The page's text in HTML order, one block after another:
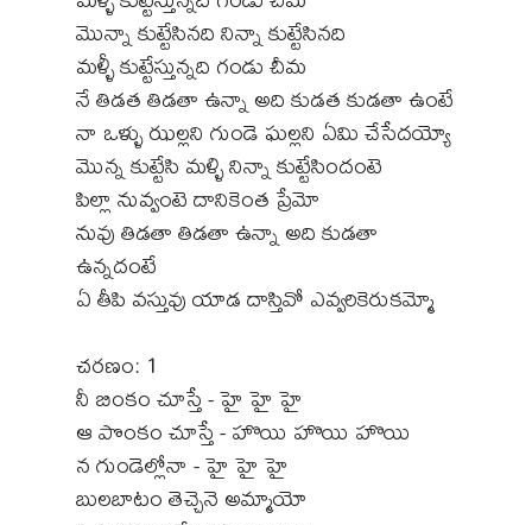
మొన్నా కుట్టేసినది నిన్నా కుట్టేసినది
మళ్ళీ కుట్టేస్తున్నది గండు చీమ
నే తిడత తిడతా ఉన్నా అది కుడత కుడతా ఉంటే
నా ఒళ్ళు ఝల్లని గుండె ఘల్లని ఏమి చేసేదయ్యో
మొన్న కుట్టేసి మళ్ళి నిన్నా కుట్టేసిందంటె
పిల్లా నువ్వంటె దానికెంత ప్రేమో
నువు తిడతా తిడతా ఉన్నా అది కుడతా
ఉన్నదంటే
ఏ తీపి వస్తువు యాడ దాస్తివో ఎవ్వరికెరుకమ్మో
చరణం: 1
నీ బింకం చూస్తే - హై హై హై
ఆ పొంకం చూస్తే - హొయి హొయి హొయి
న గుండెల్లోనా - హై హై హై
బులబాటం తెచ్చెనె అమ్మాయో